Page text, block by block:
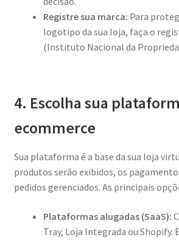
Registre sua marca: Para
logotipo da sua loja, faça o
(Instituto Nacional da
4. Escolha sua
ecommerce
Sua plataforma é a base da sua loja
produtos serão exibidos, os
pedidos gerenciados. As principais
Plataformas alugadas (SaaS):
Tray, Loja Integrada ou Shopify.